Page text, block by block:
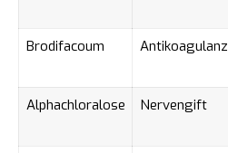
Brodifacoum Antikoagulanz
Alphachloralose
Nervengift